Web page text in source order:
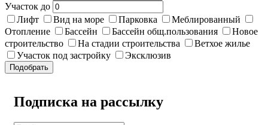
Участок до
Лифт
Вид на море Парковка
Меблированный
Отопление
Бассейн Бассейн общ.пользования
Новое
строительство
На стадии строительства
Ветхое жилье
Участок под застройку
Эксклюзив
Подобрать
Подписка на рассылку